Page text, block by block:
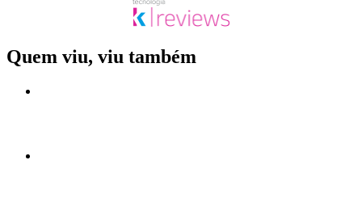
Quem viu, viu também